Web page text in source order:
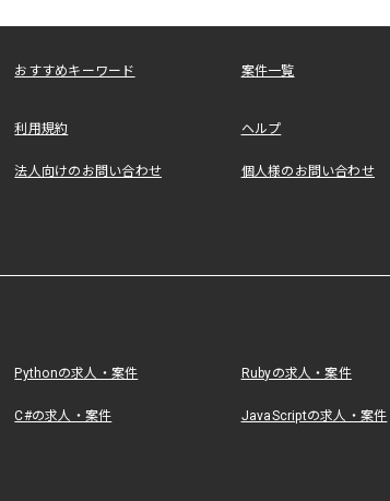
おすすめキーワード 案件一覧
利用規約 ヘルプ
法人向けのお問い合わせ 個人様のお問い合わせ
Pythonの求人・案件 Rubyの求人・案件
C#の求人・案件 JavaScriptの求人・案件